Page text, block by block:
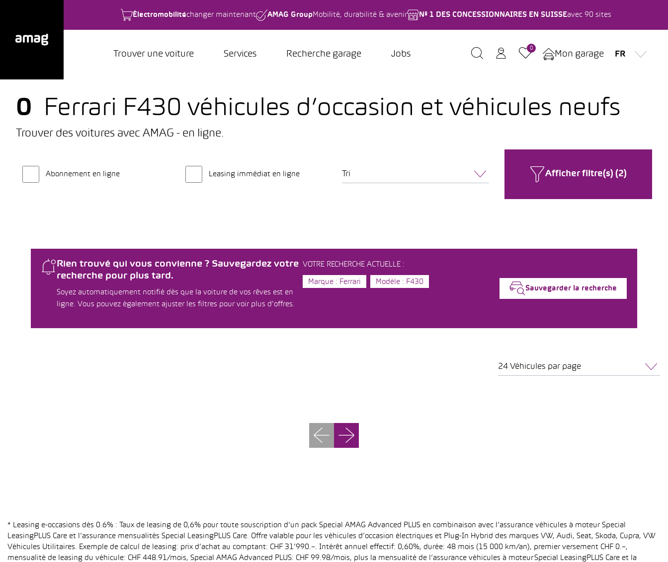
Électromobilitéchanger maintenant AMAG Group Mobilité, durabilité & avenir Nº 1 DES CONCESSIONNAIRES EN SUISSEavec 90 sites
Trouver une voiture Services Recherche garage Jobs
0
Mon garage FR
0 Ferrari F430 véhicules d’occasion et véhicules neufs
Trouver des voitures avec AMAG - en ligne.
Abonnement en ligne Leasing immédiat en ligne Tri Afficher filtre(s) (2)
Rien trouvé qui vous convienne ? Sauvegardez votre
recherche pour plus tard.
Soyez automatiquement notifié dès que la voiture de vos rêves est en
ligne. Vous pouvez également ajuster les filtres pour voir plus d'offres.
VOTRE RECHERCHE ACTUELLE :
Marque : Ferrari
Modèle : F430
Sauvegarder la recherche
24 Véhicules par page
* Leasing e-occasions dès 0.6% : Taux de leasing de 0,6% pour toute souscription d’un pack Special AMAG Advanced PLUS en combinaison avec l’assurance véhicules à moteur Special
LeasingPLUS Care et l’assurance mensualités Special LeasingPLUS Care. Offre valable pour les véhicules d’occasion électriques et Plug-In Hybrid des marques VW, Audi, Seat, Skoda, Cupra, VW
Véhicules Utilitaires. Exemple de calcul de leasing: prix d’achat au comptant: CHF 31’990.–. Intérêt annuel effectif: 0,60%, durée: 48 mois (15 000 km/an), premier versement CHF 0.–,
mensualité de leasing du véhicule: CHF 448.91/mois, Special AMAG Advanced PLUS: CHF 99.98/mois, plus la mensualité de l’assurance véhicules à moteur Special LeasingPLUS Care et la